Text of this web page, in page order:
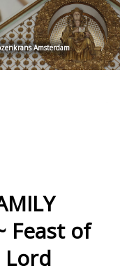
Amsterdam
Feast of